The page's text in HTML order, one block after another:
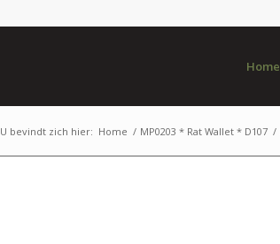
Home
U bevindt zich hier: Home / MP0203 * Rat Wallet * D107 /